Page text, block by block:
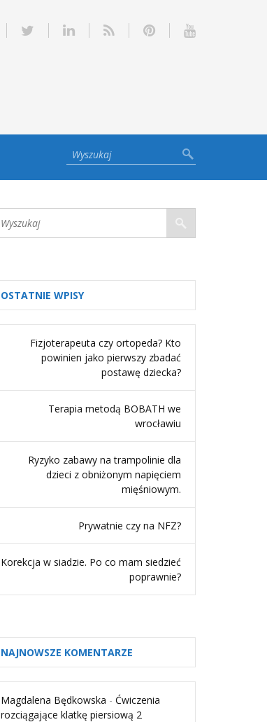
OSTATNIE WPISY
Fizjoterapeuta czy ortopeda? Kto
powinien jako pierwszy zbadać
postawę dziecka?
Terapia metodą BOBATH we
wrocławiu
Ryzyko zabawy na trampolinie dla
dzieci z obniżonym napięciem
mięśniowym.
Prywatnie czy na NFZ?
Korekcja w siadzie. Po co mam siedzieć
poprawnie?
NAJNOWSZE KOMENTARZE
Magdalena Będkowska - Ćwiczenia
rozciągające klatkę piersiową 2